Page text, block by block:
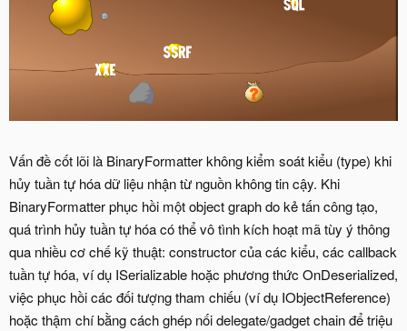
Vấn đề cốt lõi là BinaryFormatter không kiểm soát kiểu (type) khi
hủy tuần tự hóa dữ liệu nhận từ nguồn không tin cậy. Khi
BinaryFormatter phục hồi một object graph do kẻ tấn công tạo,
quá trình hủy tuần tự hóa có thể vô tình kích hoạt mã tùy ý thông
qua nhiều cơ chế kỹ thuật: constructor của các kiểu, các callback
tuần tự hóa, ví dụ ISerializable hoặc phương thức OnDeserialized,
việc phục hồi các đối tượng tham chiếu (ví dụ IObjectReference)
hoặc thậm chí bằng cách ghép nối delegate/gadget chain để triệu